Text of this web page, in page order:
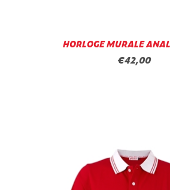
HORLOGE MURALE
€42,00